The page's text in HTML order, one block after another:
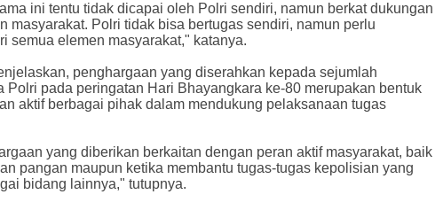
ini tentu tidak dicapai oleh Polri sendiri, namun berkat dukungan
masyarakat. Polri tidak bisa bertugas sendiri, namun perlu
semua elemen masyarakat," katanya.
penghargaan yang diserahkan kepada sejumlah
Polri pada peringatan Hari Bhayangkara ke-80 merupakan bentuk
aktif berbagai pihak dalam mendukung pelaksanaan tugas
yang diberikan berkaitan dengan peran aktif masyarakat, baik
pangan maupun ketika membantu tugas-tugas kepolisian yang
bidang lainnya," tutupnya.